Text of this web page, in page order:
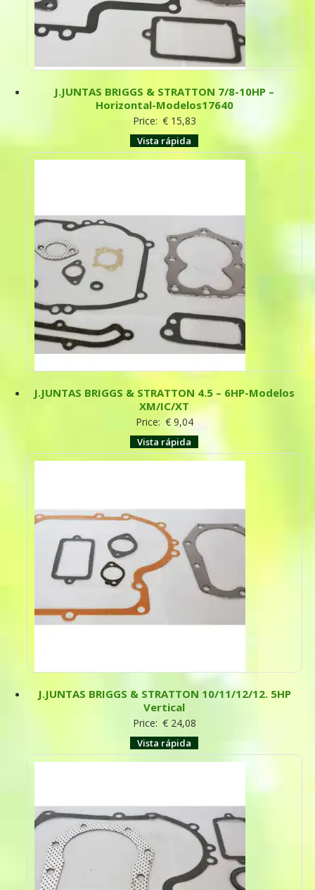
J.JUNTAS BRIGGS & STRATTON 7/8-10HP –
Horizontal-Modelos17640
Price: €15,83
Vista rápida
J.JUNTAS BRIGGS & STRATTON 4.5 – 6HP-Modelos
XM/IC/XT
Price: €9,04
Vista rápida
J.JUNTAS BRIGGS & STRATTON 10/11/12/12. 5HP
Vertical
Price: €24,08
Vista rápida